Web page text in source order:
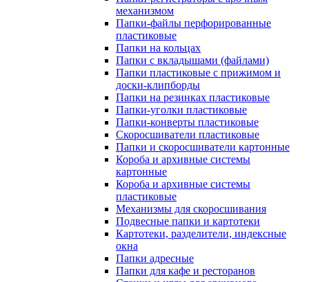
механизмом
Папки-файлы перфорированные
пластиковые
Папки на кольцах
Папки с вкладышами (файлами)
Папки пластиковые с прижимом и
доски-клипборды
Папки на резинках пластиковые
Папки-уголки пластиковые
Папки-конверты пластиковые
Скоросшиватели пластиковые
Папки и скоросшиватели картонные
Короба и архивные системы
картонные
Короба и архивные системы
пластиковые
Механизмы для скоросшивания
Подвесные папки и картотеки
Картотеки, разделители, индексные
окна
Папки адресные
Папки для кафе и ресторанов